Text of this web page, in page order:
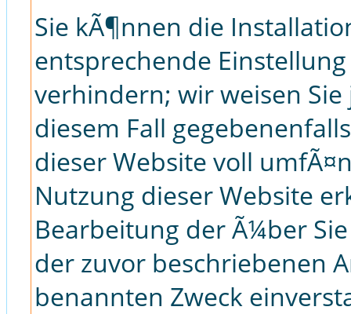
Sie kÃ¶nnen die
entsprechende
verhindern; wir weisen
diesem Fall
dieser Website voll
Nutzung dieser Website
Bearbeitung der Ã¼ber
der zuvor beschriebenen
benannten Zweck